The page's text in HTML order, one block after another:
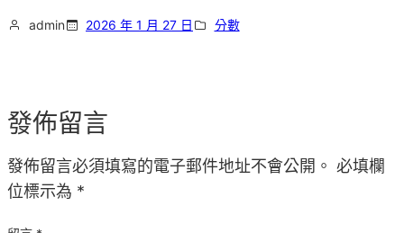
admin 2026 年 1 月 27 日 分數
發佈留言
發佈留言必須填寫的電子郵件地址不會公開。 必填欄
位標示為 *